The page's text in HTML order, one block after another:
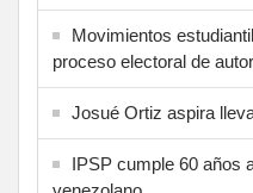
Movimientos
proceso electoral de
Josué Ortiz aspira
IPSP cumple 60 años